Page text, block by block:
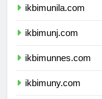
ikbimunila.com
ikbimunj.com
ikbimunnes.com
ikbimuny.com